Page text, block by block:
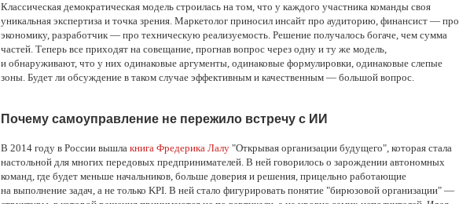
Классическая демократическая модель строилась на том, что у каждого участника команды своя
уникальная экспертиза и точка зрения. Маркетолог приносил инсайт про аудиторию, финансист — про
экономику, разработчик — про техническую реализуемость. Решение получалось богаче, чем сумма
частей. Теперь все приходят на совещание, прогнав вопрос через одну и ту же модель,
и обнаруживают, что у них одинаковые аргументы, одинаковые формулировки, одинаковые слепые
зоны. Будет ли обсуждение в таком случае эффективным и качественным — большой вопрос.
Почему самоуправление не пережило встречу с ИИ
В 2014 году в России вышла книга Фредерика Лалу "Открывая организации будущего", которая стала
настольной для многих передовых предпринимателей. В ней говорилось о зарождении автономных
команд, где будет меньше начальников, больше доверия и решения, прицельно работающие
на выполнение задач, а не только KPI. В ней стало фигурировать понятие "бирюзовой организации" —